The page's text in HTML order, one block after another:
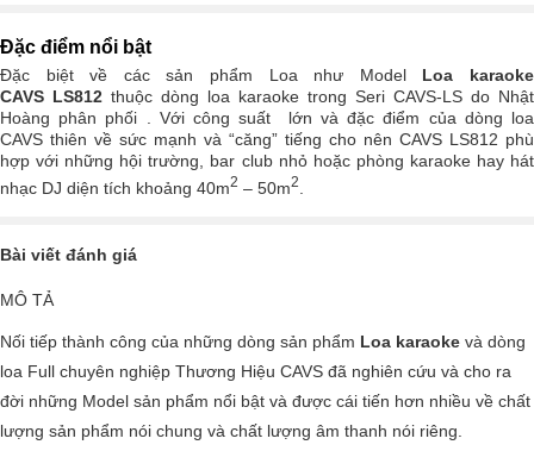
Đặc điểm nổi bật
Đặc biệt về các sản phẩm Loa như Model Loa karaoke
CAVS LS812 thuộc dòng loa karaoke trong Seri CAVS-LS do Nhật
Hoàng phân phối . Với công suất lớn và đặc điểm của dòng loa
CAVS thiên về sức mạnh và “căng” tiếng cho nên CAVS LS812 phù
hợp với những hội trường, bar club nhỏ hoặc phòng karaoke hay hát
nhạc DJ diện tích khoảng 40m2 – 50m2
Bài viết đánh giá
MÔ TẢ
Nối tiếp thành công của những dòng sản phẩm Loa karaoke và dòng
loa Full chuyên nghiệp Thương Hiệu CAVS đã nghiên cứu và cho ra
đời những Model sản phẩm nổi bật và được cái tiến hơn nhiều về chất
lượng sản phẩm nói chung và chất lượng âm thanh nói riêng.